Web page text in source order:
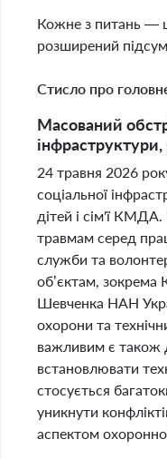
Кожне з питань —
розширений
Стисло про
Масований
24 травня 2026
соціальної
дітей і сім'ї
травмам серед
служби та
об’єктам, зокрема
Шевченка НАН
охорони та
важливим є також
встановлювати
стосується
уникнути
аспектом